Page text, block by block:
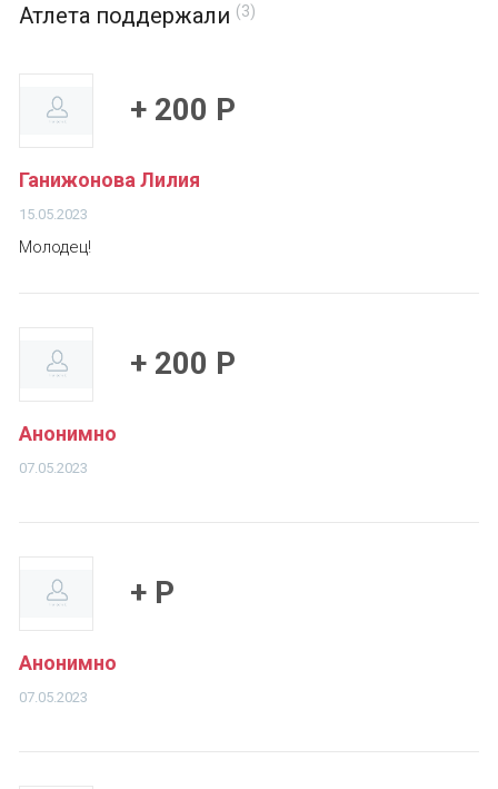
Атлета поддержали (3)
Ганижонова Лилия
15.05.2023
Молодец!
+ 200 Р
Анонимно
07.05.2023
+ 200 Р
Анонимно
07.05.2023
+ Р